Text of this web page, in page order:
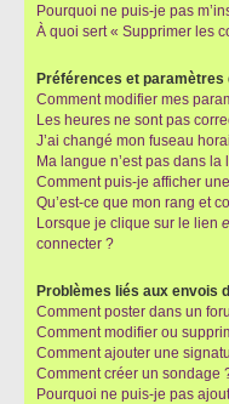
Pourquoi ne puis-je pas
À quoi sert « Supprimer les
Préférences et paramètres
Comment modifier mes
Les heures ne sont pas
J’ai changé mon fuseau
Ma langue n’est pas dans la
Comment puis-je afficher
Qu’est-ce que mon rang et
Lorsque je clique sur le lien
connecter ?
Problèmes liés aux envois
Comment poster dans un
Comment modifier ou
Comment ajouter une
Comment créer un sondage
Pourquoi ne puis-je pas